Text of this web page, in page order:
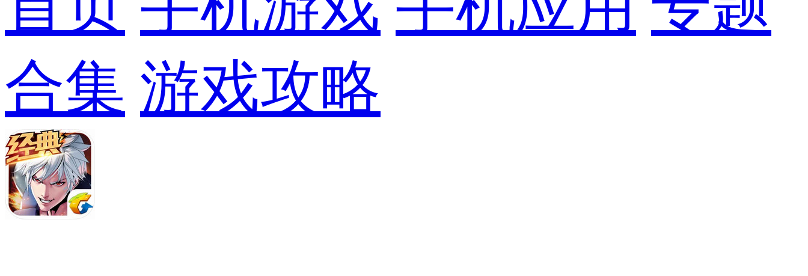
合集 游戏攻略